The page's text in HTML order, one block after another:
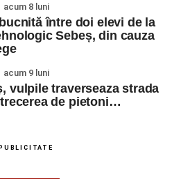
Orchestra:
contrabas
acum 8 luni
între doi elevi de la
Sebeș, din cauza
acum 9 luni
vulpile traverseaza strada
de pietoni…
PUBLICITATE